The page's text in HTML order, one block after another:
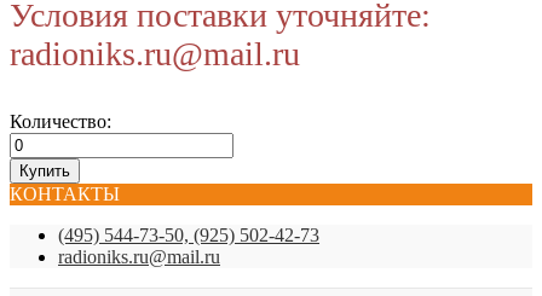
Условия поставки уточняйте:
radioniks.ru@mail.ru
Количество:
КОНТАКТЫ
(495) 544-73-50, (925) 502-42-73
radioniks.ru@mail.ru